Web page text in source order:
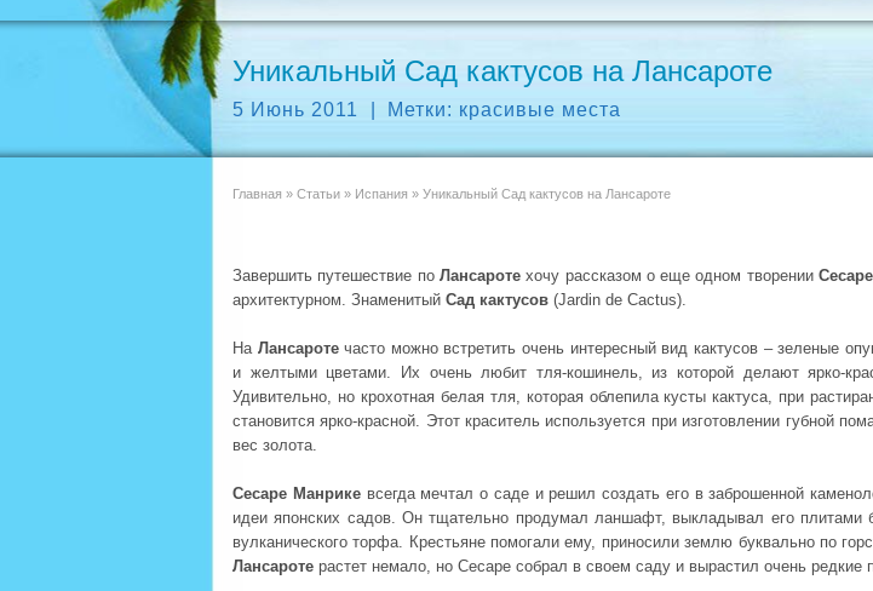
Уникальный Сад кактусов на Лансароте
5 Июнь 2011 Метки: красивые места
Главная » Статьи » Испания » Уникальный Сад кактусов на Лансароте
Завершить путешествие по Лансаротехочу рассказом о еще одном творении
архитектурном. Знаменитый Сад кактусов (Jardin de Cactus).
На Лансаротечасто можно встретить очень интересный вид кактусов – зеленые
и желтыми цветами. Их очень любит тля-кошинель, из которой делают ярко-
Удивительно, но крохотная белая тля, которая облепила кусты кактуса, при
становится ярко-красной. Этот краситель используется при изготовлении губной
вес золота.
Сесаре Манрикевсегда мечтал о саде и решил создать его в заброшенной
идеи японских садов. Он тщательно продумал ланшафт, выкладывал его плитами
вулканического торфа. Крестьяне помогали ему, приносили землю буквально по
Лансароте растет немало, но Сесаре собрал в своем саду и вырастил очень редкие